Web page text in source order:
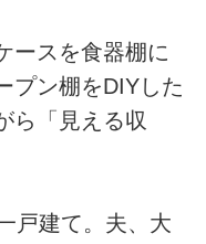
ースを食器棚に
プン棚をDIYした
ら「見える収
戸建て。夫、大